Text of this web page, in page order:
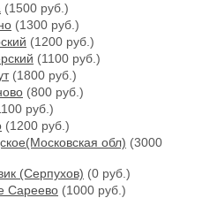
(1500 руб.)
(1300 руб.)
(1200 руб.)
(1100 руб.)
(1800 руб.)
(800 руб.)
руб.)
(1200 руб.)
обл) (3000
(Серпухов) (0 руб.)
Сареево (1000 руб.)